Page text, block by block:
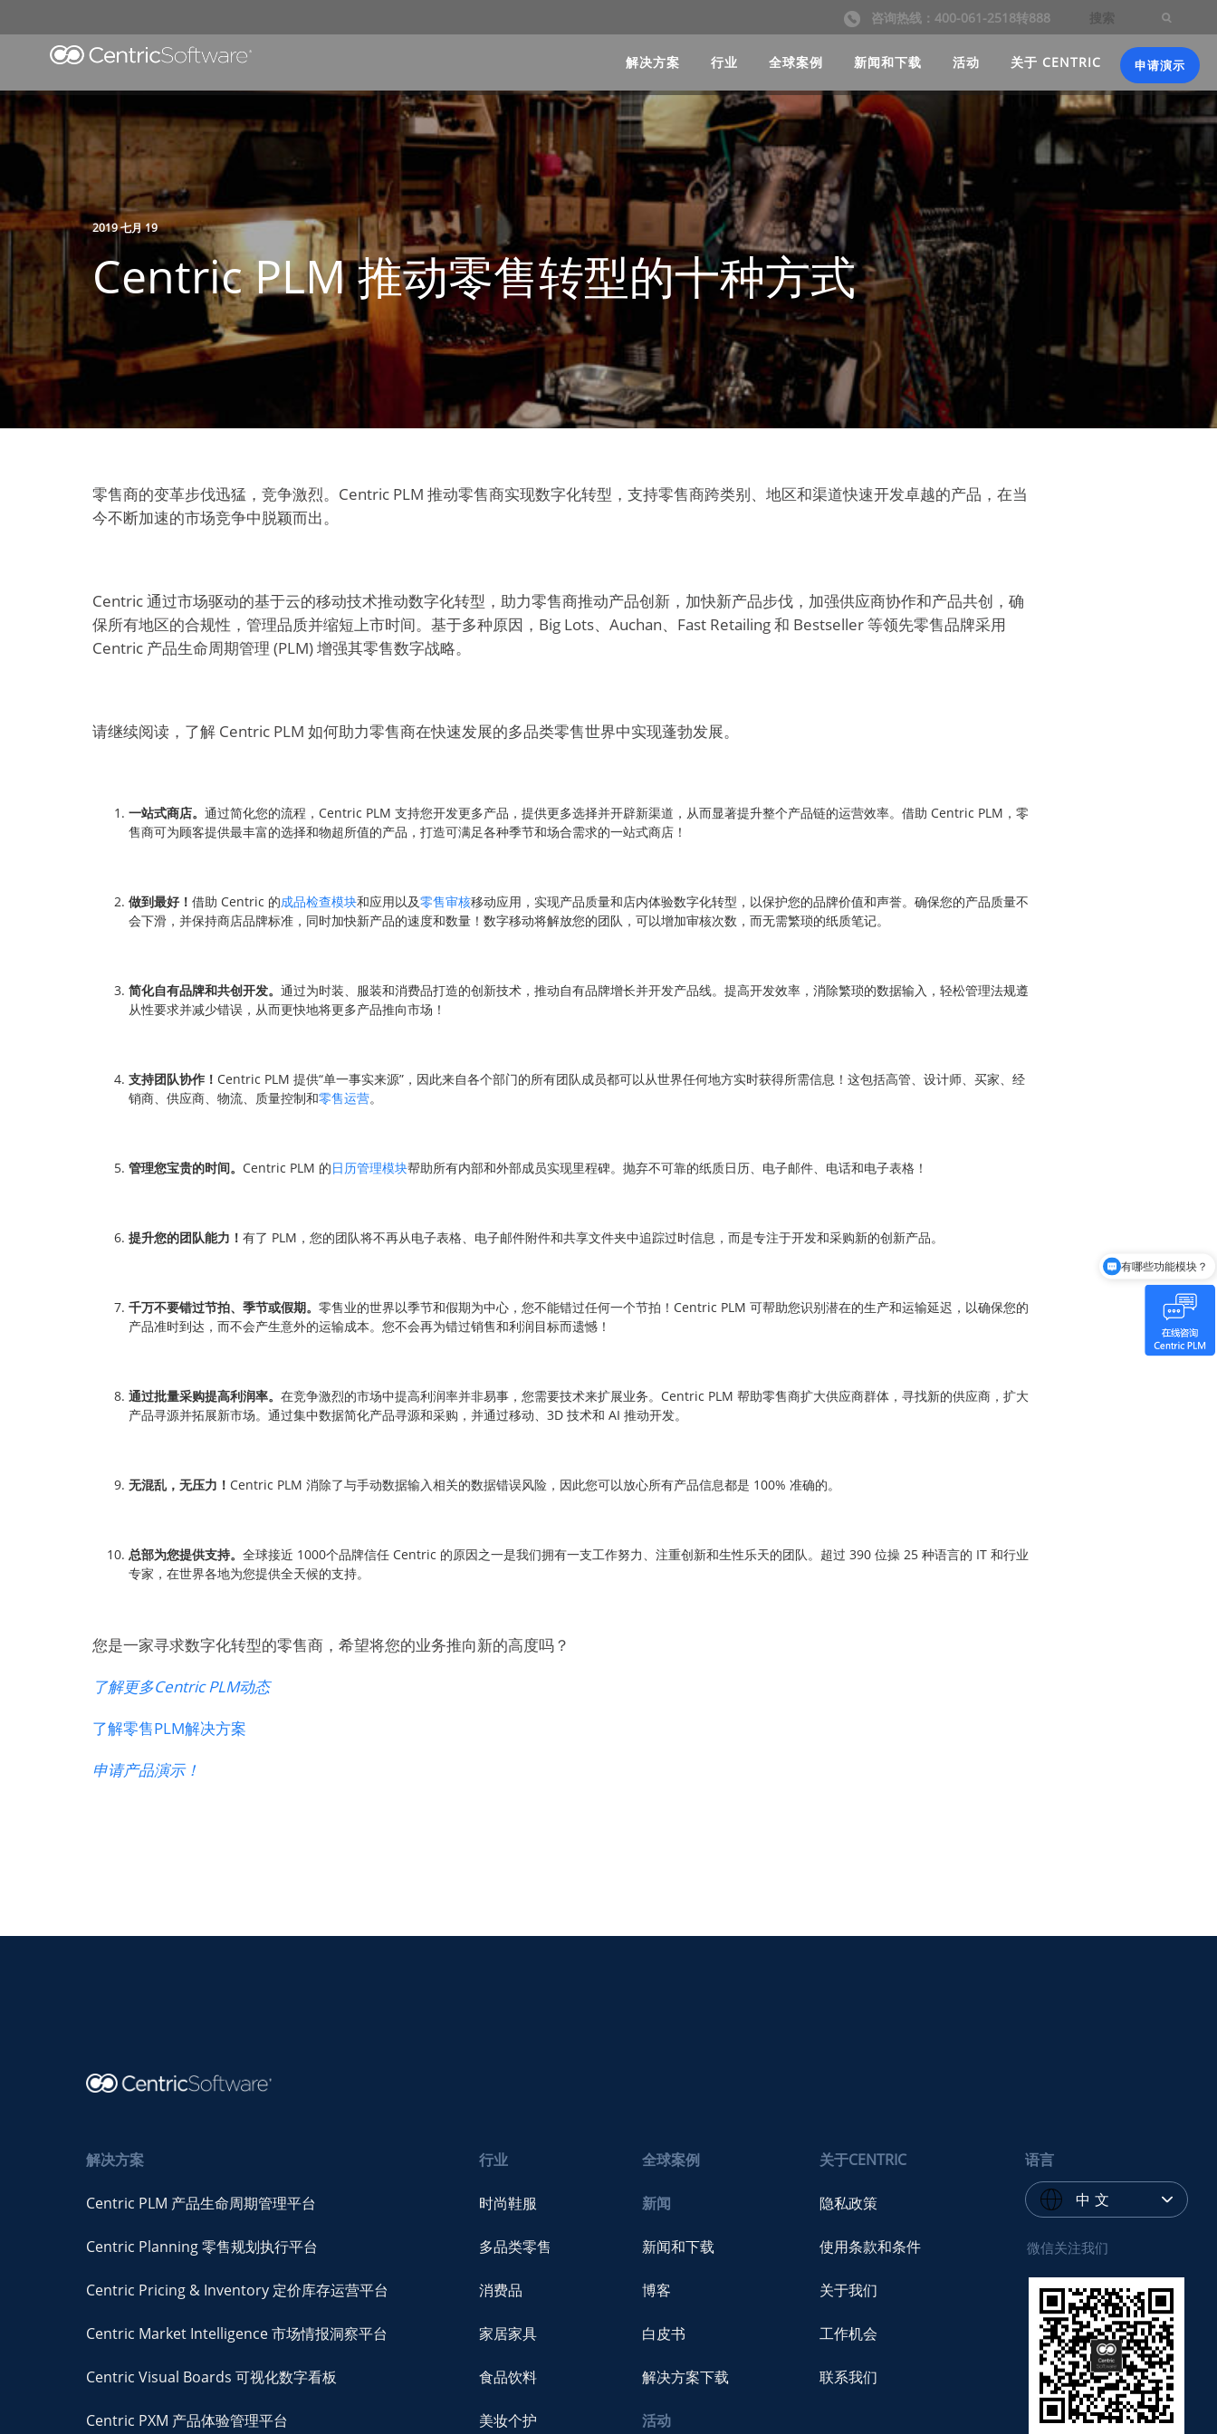
咨询热线：400-061-2518转888
解决方案 行业 全球案例 新闻和下载 活动 关于 CENTRIC 申请演示
2019 七月 19
Centric PLM 推动零售转型的十种方式
零售商的变革步伐迅猛，竞争激烈。Centric PLM 推动零售商实现数字化转型，支持零售商跨类别、地区和渠道快速开发卓越的产品，在当
今不断加速的市场竞争中脱颖而出。
Centric 通过市场驱动的基于云的移动技术推动数字化转型，助力零售商推动产品创新，加快新产品步伐，加强供应商协作和产品共创，确
保所有地区的合规性，管理品质并缩短上市时间。基于多种原因，Big Lots、Auchan、Fast Retailing 和 Bestseller 等领先零售品牌采用
Centric 产品生命周期管理 (PLM) 增强其零售数字战略。
请继续阅读，了解 Centric PLM 如何助力零售商在快速发展的多品类零售世界中实现蓬勃发展。
一站式商店。 通过简化您的流程，Centric PLM 支持您开发更多产品，提供更多选择并开辟新渠道，从而显著提升整个产品链的运营效率。借助 Centric PLM，零
售商可为顾客提供最丰富的选择和物超所值的产品，打造可满足各种季节和场合需求的一站式商店！
做到最好！ 借助 Centric 的成品检查模块和应用以及零售审核移动应用，实现产品质量和店内体验数字化转型，以保护您的品牌价值和声誉。确保您的产品质量不
会下滑，并保持商店品牌标准，同时加快新产品的速度和数量！数字移动将解放您的团队，可以增加审核次数，而无需繁琐的纸质笔记。
简化自有品牌和共创开发。 通过为时装、服装和消费品打造的创新技术，推动自有品牌增长并开发产品线。提高开发效率，消除繁琐的数据输入，轻松管理法规遵
从性要求并减少错误，从而更快地将更多产品推向市场！
支持团队协作！ Centric PLM 提供“单一事实来源”，因此来自各个部门的所有团队成员都可以从世界任何地方实时获得所需信息！这包括高管、设计师、买家、经
销商、供应商、物流、质量控制和零售运营。
管理您宝贵的时间。 Centric PLM 的日历管理模块帮助所有内部和外部成员实现里程碑。抛弃不可靠的纸质日历、电子邮件、电话和电子表格！
提升您的团队能力！ 有了 PLM，您的团队将不再从电子表格、电子邮件附件和共享文件夹中追踪过时信息，而是专注于开发和采购新的创新产品。
千万不要错过节拍、季节或假期。 零售业的世界以季节和假期为中心，您不能错过任何一个节拍！Centric PLM 可帮助您识别潜在的生产和运输延迟，以确保您的
产品准时到达，而不会产生意外的运输成本。您不会再为错过销售和利润目标而遗憾！
通过批量采购提高利润率。 在竞争激烈的市场中提高利润率并非易事，您需要技术来扩展业务。Centric PLM 帮助零售商扩大供应商群体，寻找新的供应商，扩大
产品寻源并拓展新市场。通过集中数据简化产品寻源和采购，并通过移动、3D 技术和 AI 推动开发。
无混乱，无压力！ Centric PLM 消除了与手动数据输入相关的数据错误风险，因此您可以放心所有产品信息都是 100% 准确的。
总部为您提供支持。 全球接近 1000个品牌信任 Centric 的原因之一是我们拥有一支工作努力、注重创新和生性乐天的团队。超过 390 位操 25 种语言的 IT 和行业
专家，在世界各地为您提供全天候的支持。
您是一家寻求数字化转型的零售商，希望将您的业务推向新的高度吗？
了解更多Centric PLM动态
了解零售PLM解决方案
申请产品演示！
解决方案
Centric PLM 产品生命周期管理平台
Centric Planning 零售规划执行平台
Centric Pricing & Inventory 定价库存运营平台
Centric Market Intelligence 市场情报洞察平台
Centric Visual Boards 可视化数字看板
Centric PXM 产品体验管理平台
行业
时尚鞋服
多品类零售
消费品
家居家具
食品饮料
美妆个护
全球案例
新闻
新闻和下载
博客
白皮书
解决方案下载
活动
关于CENTRIC
隐私政策
使用条款和条件
关于我们
工作机会
联系我们
语言
中 文
微信关注我们
有哪些功能模块？